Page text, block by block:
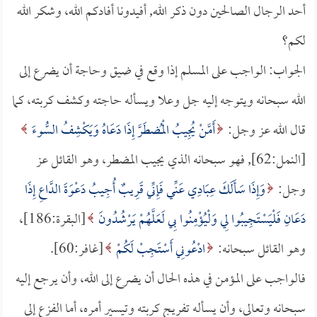
أحد الرجال الصالحين دون ذكر الله, أفيدونا أفادكم الله، وشكر الله
لكم؟
الجواب: الواجب على المسلم إذا وقع في ضيق وحاجة أن يضرع إلى
الله سبحانه ويتوجه إليه جل وعلا ويسأله حاجته وكشف كربته، كما
قال الله عز وجل: أَمَّنْ يُجِيبُ الْمُضطَرَّ إِذَا دَعَاهُ وَيَكْشِفُ السُّوءَ
[النمل:62], فهو سبحانه الذي يجيب المضطر، وهو القائل عز
وجل: وَإِذَا سَأَلَكَ عِبَادِي عَنِّي فَإِنِّي قَرِيبٌ أُجِيبُ دَعْوَةَ الدَّاعِ إِذَا
دَعَانِ فَلْيَسْتَجِيبُوا لِي وَلْيُؤْمِنُوا بِي لَعَلَّهُمْ يَرْشُدُونَ
[البقرة:186]،
وهو القائل سبحانه: ادْعُونِي أَسْتَجِبْ لَكُمْ [غافر:60].
فالواجب على المؤمن في هذه الحال أن يضرع إلى الله، وأن يرجع إليه
سبحانه وتعالى، وأن يسأله تفريج كربته وتيسير أمره، أما الفزع إلى